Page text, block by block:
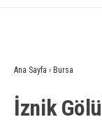
Ana Sayfa › Bursa
İznik